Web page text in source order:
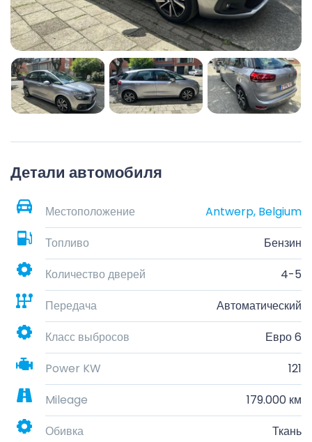
Детали автомобиля
Местоположение
Antwerp, Belgium
Топливо
Бензин
Количество дверей
4-5
Передача
Автоматический
Класс выбросов
Евро 6
Power KW
121
Mileage
179.000 км
Обивка
Ткань